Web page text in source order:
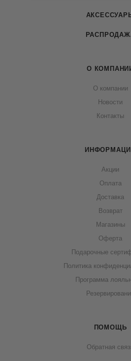
О
О компании
Новости
Контакты
Акции
Оплата
Доставка
Возврат
Магазины
Оферта
Подарочные
Политика
Программа
ПОМОЩЬ
Обратная